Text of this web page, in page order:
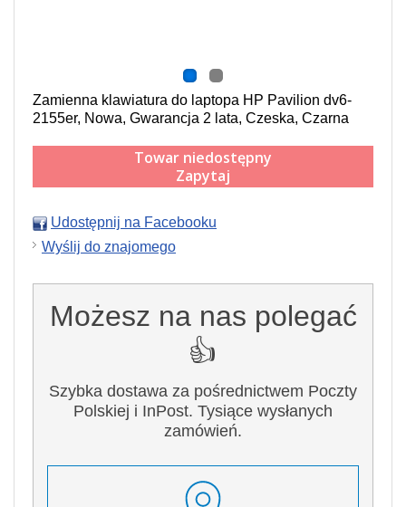
Zamienna klawiatura do laptopa HP Pavilion dv6-
2155er, Nowa, Gwarancja 2 lata, Czeska, Czarna
Towar niedostępny
Zapytaj
Udostępnij na Facebooku
Wyślij do znajomego
Możesz na nas polegać
👍
Szybka dostawa za pośrednictwem Poczty
Polskiej i InPost. Tysiące wysłanych
zamówień.